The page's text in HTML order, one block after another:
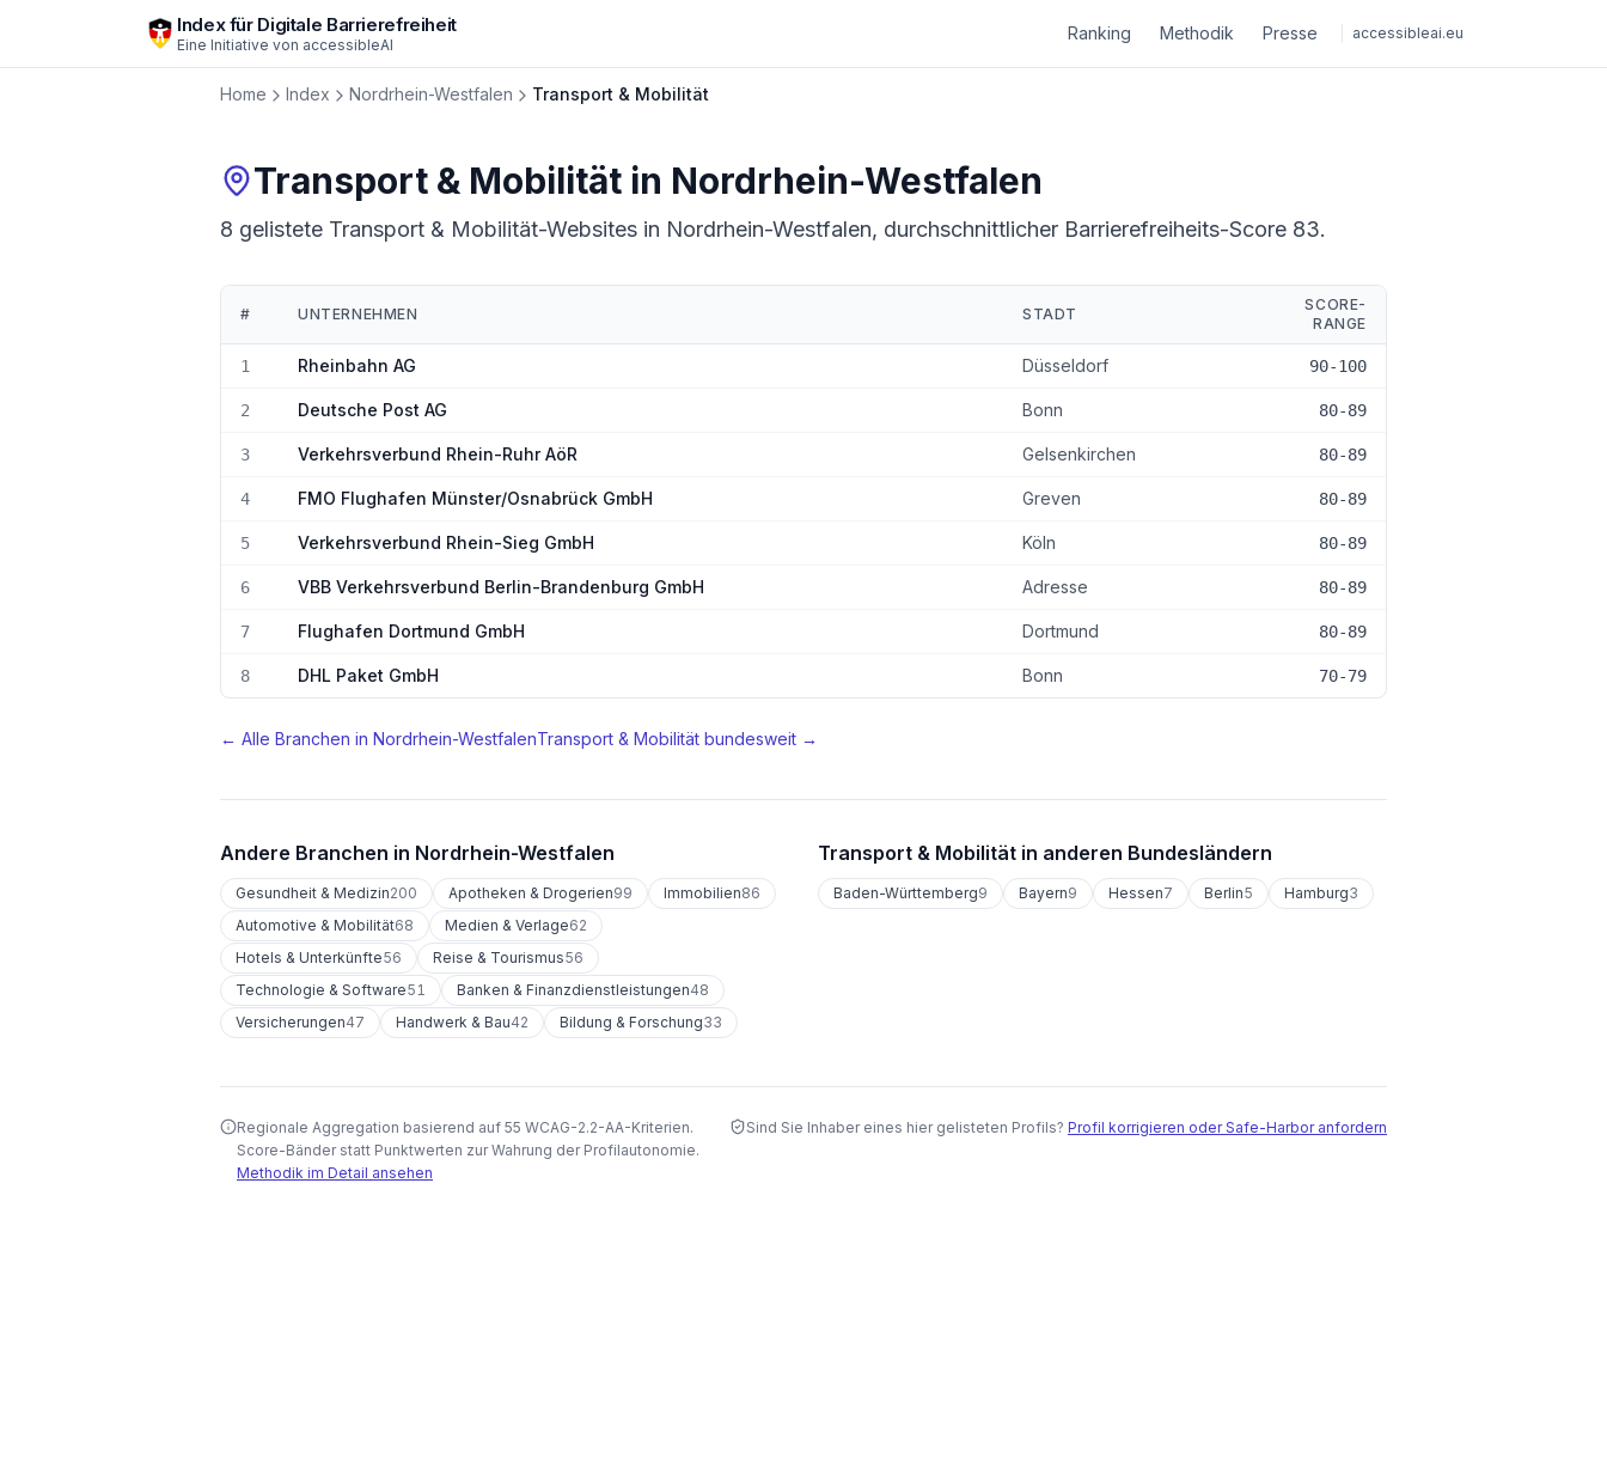
Zum Hauptinhalt springenIndex für Digitale Barrierefreiheit
Eine Initiative von accessibleAI
Ranking Methodik Presse accessibleai.eu
Home Index Nordrhein-Westfalen Transport & Mobilität
Transport & Mobilität in Nordrhein-Westfalen
8 gelistete Transport & Mobilität-Websites in Nordrhein-Westfalen, durchschnittlicher Barrierefreiheits-Score 83.
Transport & Mobilität
# UNTERNEHMEN STADT
SCORE-
RANGE
1 Rheinbahn AG Düsseldorf 90-100
2 Deutsche Post AG Bonn 80-89
3 Verkehrsverbund Rhein-Ruhr AöR Gelsenkirchen 80-89
4 FMO Flughafen Münster/Osnabrück GmbH Greven 80-89
5 Verkehrsverbund Rhein-Sieg GmbH Köln 80-89
6 VBB Verkehrsverbund Berlin-Brandenburg GmbH Adresse 80-89
7 Flughafen Dortmund GmbH Dortmund 80-89
8 DHL Paket GmbH Bonn 70-79
← Alle Branchen in Nordrhein-WestfalenTransport & Mobilität bundesweit →
Andere Branchen in Nordrhein-Westfalen
Gesundheit & Medizin200 Apotheken & Drogerien99 Immobilien86
Automotive & Mobilität68 Medien & Verlage62
Hotels & Unterkünfte56 Reise & Tourismus56
Technologie & Software51 Banken & Finanzdienstleistungen48
Versicherungen47 Handwerk & Bau42 Bildung & Forschung33
Transport & Mobilität in anderen Bundesländern
Baden-Württemberg9 Bayern9 Hessen7 Berlin5 Hamburg3
Regionale Aggregation basierend auf 55 WCAG-2.2-AA-Kriterien.
Score-Bänder statt Punktwerten zur Wahrung der Profilautonomie.
Methodik im Detail ansehen
Sind Sie Inhaber eines hier gelisteten Profils? Profil korrigieren oder Safe-Harbor anfordern